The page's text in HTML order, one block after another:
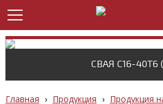
СВАЯ С16-40Т6
Главная › Продукция › Продукция